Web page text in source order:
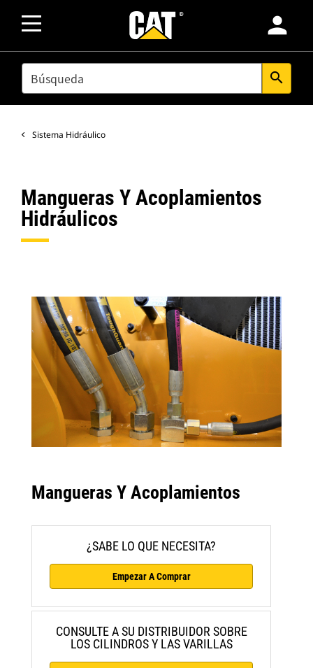
person
SEARCH search
Sistema Hidráulico
Mangueras Y Acoplamientos
Hidráulicos
Mangueras Y Acoplamientos
¿SABE LO QUE NECESITA?
Empezar A Comprar
CONSULTE A SU DISTRIBUIDOR SOBRE
LOS CILINDROS Y LAS VARILLAS